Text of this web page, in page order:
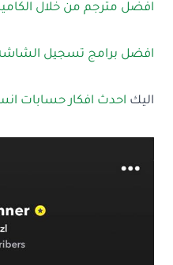
افضل مترجم من خلال
افضل برامج تسجيل الشاشة
اليك احدث افكار حسابات